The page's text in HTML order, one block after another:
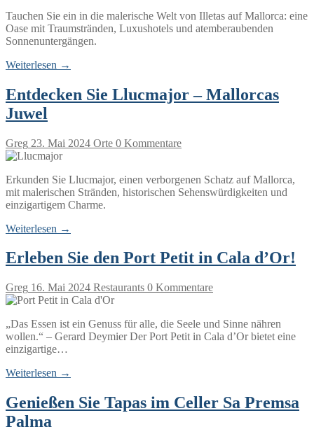
Tauchen Sie ein in die malerische Welt von Illetas auf Mallorca: eine
Oase mit Traumstränden, Luxushotels und atemberaubenden
Sonnenuntergängen.
Weiterlesen →
Entdecken Sie Llucmajor – Mallorcas
Juwel
Greg 23. Mai 2024 Orte 0 Kommentare
Erkunden Sie Llucmajor, einen verborgenen Schatz auf Mallorca,
mit malerischen Stränden, historischen Sehenswürdigkeiten und
einzigartigem Charme.
Weiterlesen →
Erleben Sie den Port Petit in Cala d’Or!
Greg 16. Mai 2024 Restaurants 0 Kommentare
„Das Essen ist ein Genuss für alle, die Seele und Sinne nähren
wollen.“ – Gerard Deymier Der Port Petit in Cala d’Or bietet eine
einzigartige…
Weiterlesen →
Genießen Sie Tapas im Celler Sa Premsa
Palma